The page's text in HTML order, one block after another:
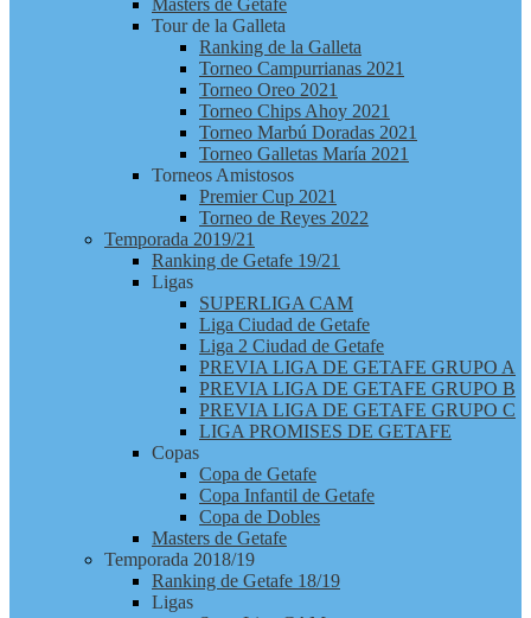
Masters de Getafe
Tour de la Galleta
Ranking de la Galleta
Torneo Campurrianas 2021
Torneo Oreo 2021
Torneo Chips Ahoy 2021
Torneo Marbú Doradas 2021
Torneo Galletas María 2021
Torneos Amistosos
Premier Cup 2021
Torneo de Reyes 2022
Temporada 2019/21
Ranking de Getafe 19/21
Ligas
SUPERLIGA CAM
Liga Ciudad de Getafe
Liga 2 Ciudad de Getafe
PREVIA LIGA DE GETAFE GRUPO A
PREVIA LIGA DE GETAFE GRUPO B
PREVIA LIGA DE GETAFE GRUPO C
LIGA PROMISES DE GETAFE
Copas
Copa de Getafe
Copa Infantil de Getafe
Copa de Dobles
Masters de Getafe
Temporada 2018/19
Ranking de Getafe 18/19
Ligas